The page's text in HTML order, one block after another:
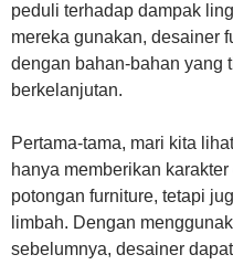
peduli terhadap dampak
mereka gunakan, desainer
dengan bahan-bahan yang
berkelanjutan.
Pertama-tama, mari kita
hanya memberikan
potongan furniture, tetapi
limbah. Dengan
sebelumnya, desainer